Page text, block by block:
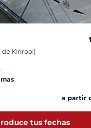
Kinrooi)
a partir
tus fechas